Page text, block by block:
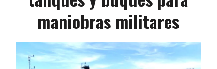
maniobras militares